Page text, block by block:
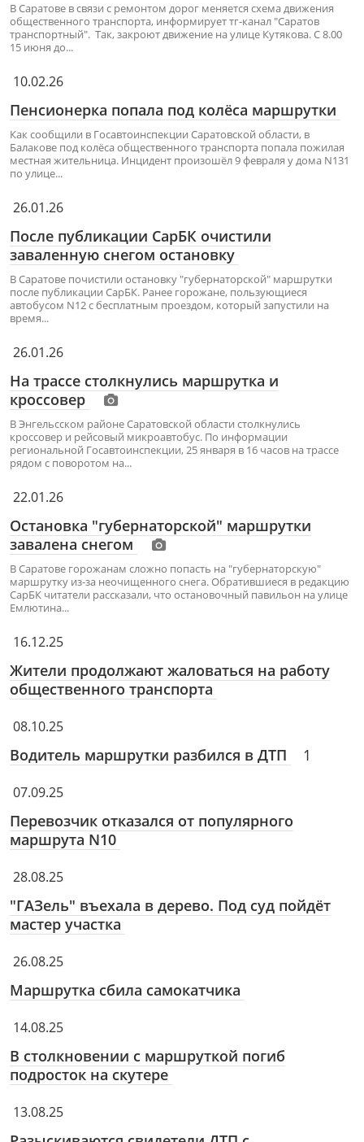
В Саратове в связи с ремонтом дорог меняется схема движения
общественного транспорта, информирует тг-канал "Саратов
транспортный". Так, закроют движение на улице Кутякова. С 8.00
15 июня до...
10.02.26
Пенсионерка попала под колёса маршрутки
Как сообщили в Госавтоинспекции Саратовской области, в
Балакове под колёса общественного транспорта попала пожилая
местная жительница. Инцидент произошёл 9 февраля у дома N131
по улице...
26.01.26
После публикации СарБК очистили
заваленную снегом остановку
В Саратове почистили остановку "губернаторской" маршрутки
после публикации СарБК. Ранее горожане, пользующиеся
автобусом N12 с бесплатным проездом, который запустили на
время...
26.01.26
На трассе столкнулись маршрутка и
кроссовер
В Энгельсском районе Саратовской области столкнулись
кроссовер и рейсовый микроавтобус. По информации
региональной Госавтоинспекции, 25 января в 16 часов на трассе
рядом с поворотом на...
22.01.26
Остановка "губернаторской" маршрутки
завалена снегом
В Саратове горожанам сложно попасть на "губернаторскую"
маршрутку из-за неочищенного снега. Обратившиеся в редакцию
СарБК читатели рассказали, что остановочный павильон на улице
Емлютина...
16.12.25
Жители продолжают жаловаться на работу
общественного транспорта
08.10.25
Водитель маршрутки разбился в ДТП 1
07.09.25
Перевозчик отказался от популярного
маршрута N10
28.08.25
"ГАЗель" въехала в дерево. Под суд пойдёт
мастер участка
26.08.25
Маршрутка сбила самокатчика
14.08.25
В столкновении с маршруткой погиб
подросток на скутере
13.08.25